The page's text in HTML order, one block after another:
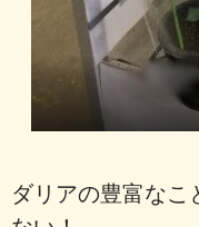
ダリアの豊富なこ